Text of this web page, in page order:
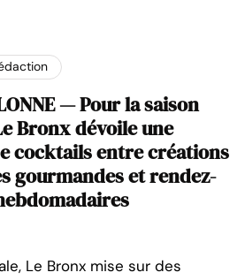
— Pour la saison
Bronx dévoile une
cocktails entre créations
gourmandes et rendez-
Le Bronx mise sur des